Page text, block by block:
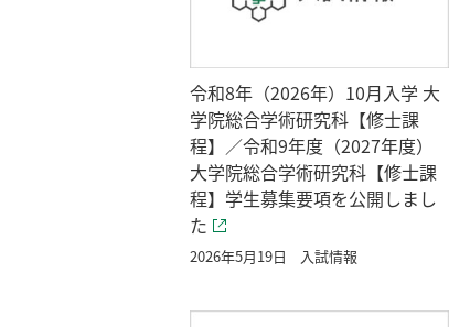
令和8年（2026年）10月入学 大
学院総合学術研究科【修士課
程】／令和9年度（2027年度）
大学院総合学術研究科【修士課
程】学生募集要項を公開しまし
た
2026年5月19日 入試情報